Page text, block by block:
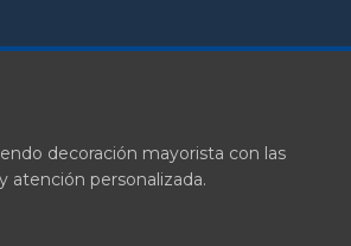
decoración mayorista con las
atención personalizada.